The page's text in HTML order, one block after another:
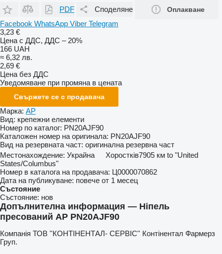
PDF
Споделяне Оплакване
Facebook WhatsApp Viber Telegram
3,23 €
Цена с ДДС, ДДС – 20%
166 UAH
≈ 6,32 лв.
2,69 €
Цена без ДДС
Уведомяване при промяна в цената
Свържете се с продавача
Марка: AP
Вид: крепежни елементи
Номер по каталог: PN20AJF90
Каталожен номер на оригинала: PN20AJF90
Вид на резервната част: оригинална резервна част
Местонахождение: Украйна Хоростків7905 км to "United
States/Columbus"
Номер в каталога на продавача: Ц0000070862
Дата на публикуване: повече от 1 месец
Състояние
Състояние: нов
Допълнителна информация — Ніпель
пресований AP PN20AJF90
Компанія ТОВ ''КОНТІНЕНТАЛ- СЕРВІС'' Контінентал Фармерз
Груп.